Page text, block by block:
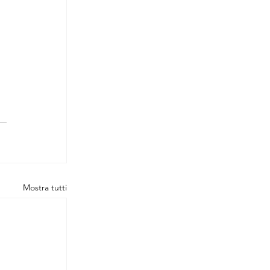
Mostra tutti